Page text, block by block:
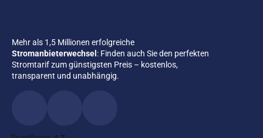
Mehr als 1,5 Millionen erfolgreiche
Stromanbieterwechsel : Finden auch Sie den perfekten
Stromtarif zum günstigsten Preis – kostenlos,
transparent und unabhängig.